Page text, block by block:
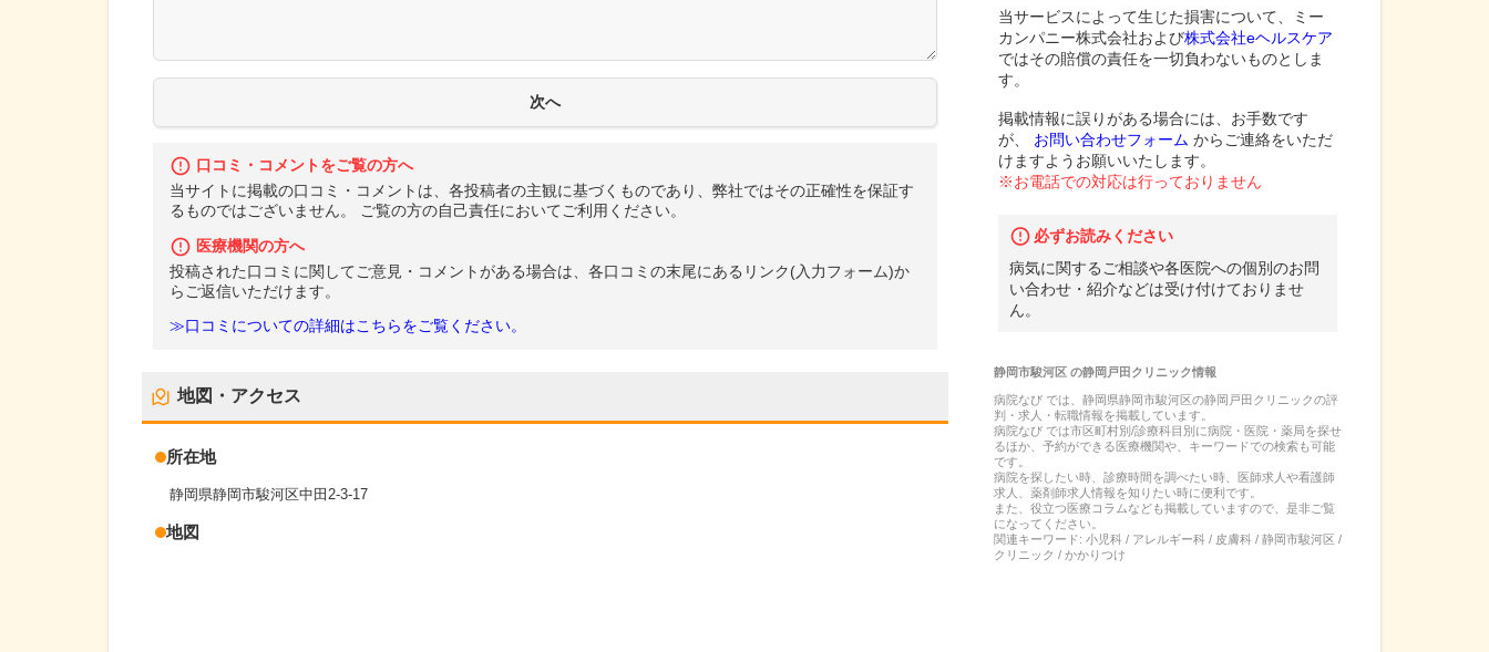
口コミ・コメントをご覧の方へ
当サイトに掲載の口コミ・コメントは、各投稿者の主観に基づくものであり、弊社ではその正確性を保証す
るものではございません。 ご覧の方の自己責任においてご利用ください。
医療機関の方へ
投稿された口コミに関してご意見・コメントがある場合は、各口コミの末尾にあるリンク(入力フォーム)か
らご返信いただけます。
≫口コミについての詳細はこちらをご覧ください。
地図・アクセス
所在地
静岡県静岡市駿河区中田2-3-17
地図
当サービスによって生じた損害について、ミー
カンパニー株式会社および株式会社eヘルスケア
ではその賠償の責任を一切負わないものとしま
す。
掲載情報に誤りがある場合には、お手数です
が、
お問い合わせフォーム からご連絡をいただ
けますようお願いいたします。
※お電話での対応は行っておりません
必ずお読みください
病気に関するご相談や各医院への個別のお問
い合わせ・紹介などは受け付けておりませ
ん。
静岡市駿河区の静岡戸田クリニック情報
病院なび では、 静岡県静岡市駿河区の静岡戸田クリニックの評
判・求人・転職情報を掲載しています。
病院なび では市区町村別/診療科目別に病院・医院・薬局を探せ
るほか、予約ができる医療機関や、キーワードでの検索も可能
です。
病院を探したい時、診療時間を調べたい時、医師求人や看護師
求人、薬剤師求人情報を知りたい時に便利です。
また、役立つ医療コラムなども掲載していますので、是非ご覧
になってください。
関連キーワード: 小児科 / アレルギー科 / 皮膚科 / 静岡市駿河区 /
クリニック / かかりつけ